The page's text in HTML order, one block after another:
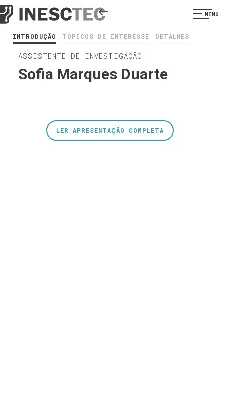
MENU
INTRODUÇÃO TÓPICOS DE INTERESSE DETALHES
ASSISTENTE DE INVESTIGAÇÃO
Sofia Marques Duarte
LER APRESENTAÇÃO COMPLETA